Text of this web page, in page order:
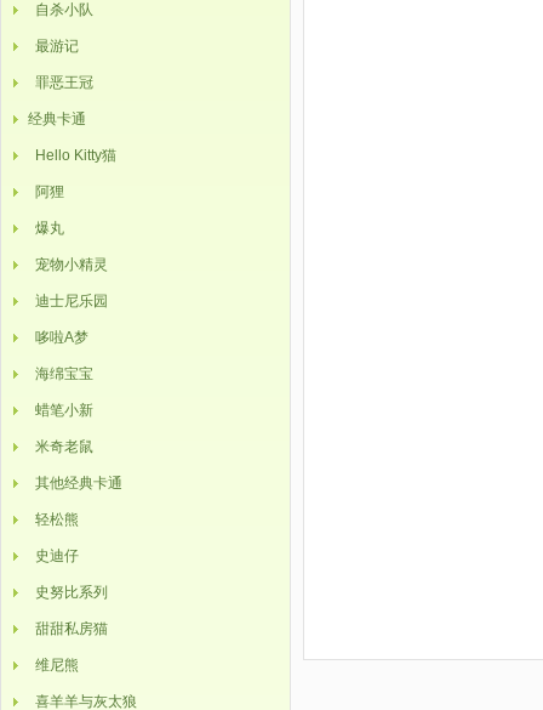
自杀小队
最游记
罪恶王冠
经典卡通
Hello Kitty猫
阿狸
爆丸
宠物小精灵
迪士尼乐园
哆啦A梦
海绵宝宝
蜡笔小新
米奇老鼠
其他经典卡通
轻松熊
史迪仔
史努比系列
甜甜私房猫
维尼熊
喜羊羊与灰太狼